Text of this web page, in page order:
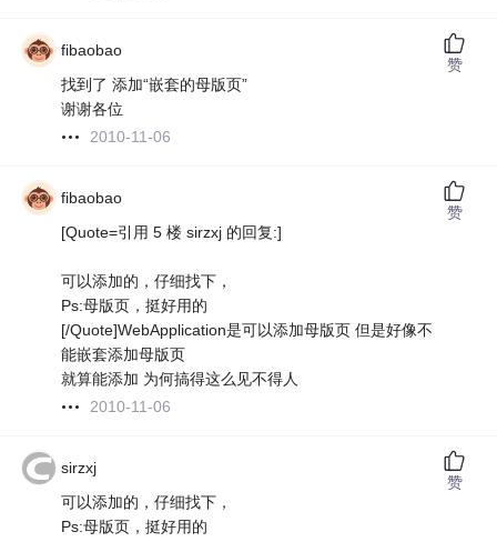
fibaobao
找到了 添加“嵌套的母版页”
谢谢各位
2010-11-06
赞
fibaobao
[Quote=引用 5 楼 sirzxj 的回复:]
可以添加的，仔细找下，
Ps:母版页，挺好用的
[/Quote]WebApplication是可以添加母版页 但是好像不
能嵌套添加母版页
就算能添加 为何搞得这么见不得人
2010-11-06
赞
sirzxj
可以添加的，仔细找下，
Ps:母版页，挺好用的
赞